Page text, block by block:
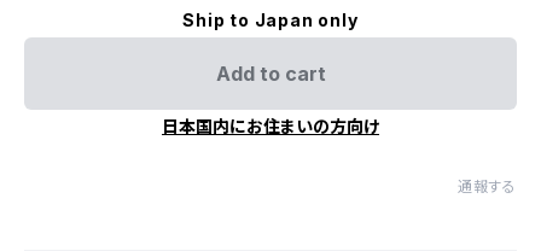
Ship to Japan only
Add to cart
日本国内にお住まいの方向け
通報する